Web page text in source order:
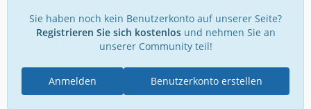
Sie haben noch kein Benutzerkonto auf unserer Seite?
Registrieren Sie sich kostenlosund nehmen Sie an
unserer Community teil!
Benutzerkonto erstellen
Anmelden